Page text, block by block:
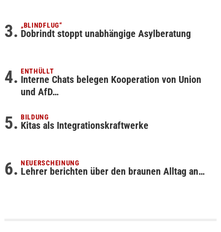
„BLINDFLUG“
Dobrindt stoppt unabhängige Asylberatung
ENTHÜLLT
Interne Chats belegen Kooperation von Union
und AfD…
BILDUNG
Kitas als Integrationskraftwerke
NEUERSCHEINUNG
Lehrer berichten über den braunen Alltag an…